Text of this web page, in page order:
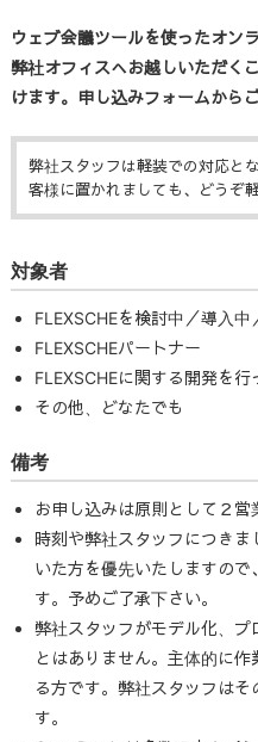
ウェブ会議ツールを使ったオン
弊社オフィスへお越しいただく
けます。申し込みフォームから
弊社スタッフは軽装での対応と
客様に置かれましても、どうぞ
対象者
FLEXSCHEを検討中／導入中
FLEXSCHEパートナー
FLEXSCHEに関する開発を
その他、どなたでも
備考
お申し込みは原則として２営
時刻や弊社スタッフにつき
いた方を優先いたしますの
す。予めご了承下さい。
弊社スタッフがモデル化、
とはありません。主体的に
る方です。弊社スタッフは
す。